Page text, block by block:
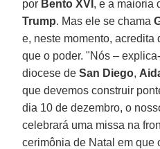
por Bento XVI , e a maioria
Trump. Mas ele se chama
e, neste momento,
que o poder. "Nós –
diocese deSan Diego,
que devemos construir
dia 10 de dezembro, o
celebrará uma missa na
cerimônia de Natal em que